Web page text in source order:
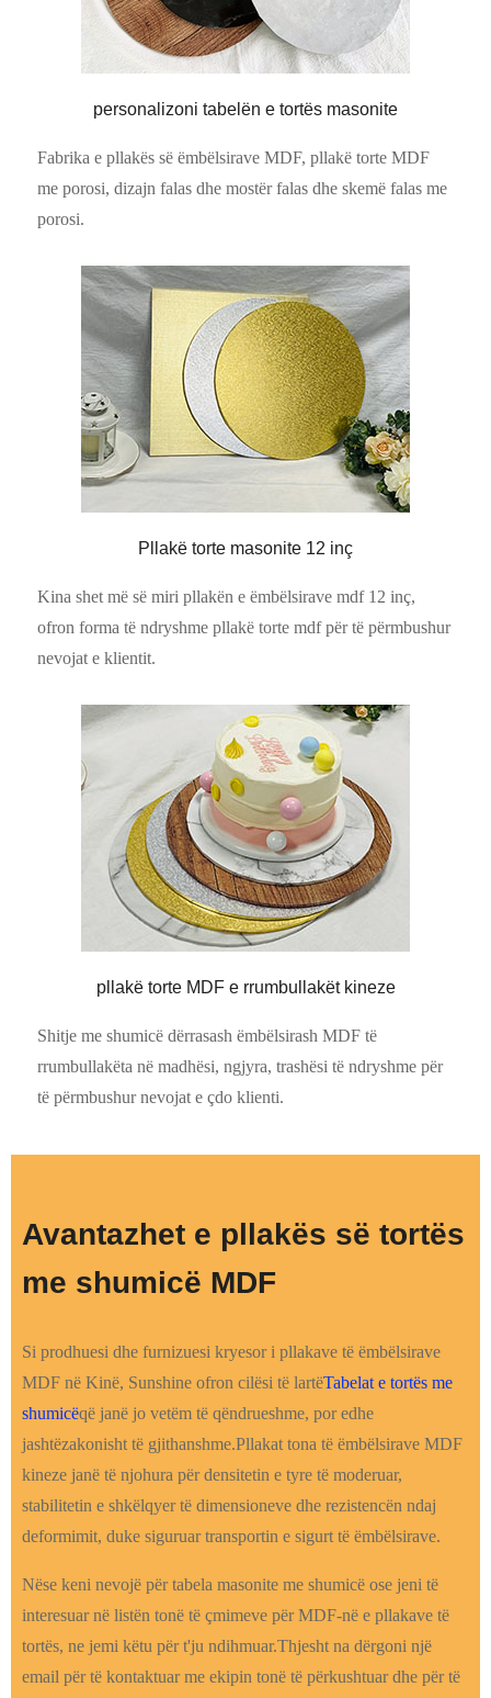
personalizoni tabelën e tortës masonite
Fabrika e pllakës së ëmbëlsirave MDF, pllakë torte MDF
me porosi, dizajn falas dhe mostër falas dhe skemë falas me
porosi.
Pllakë torte masonite 12 inç
Kina shet më së miri pllakën e ëmbëlsirave mdf 12 inç,
ofron forma të ndryshme pllakë torte mdf për të përmbushur
nevojat e klientit.
pllakë torte MDF e rrumbullakët kineze
Shitje me shumicë dërrasash ëmbëlsirash MDF të
rrumbullakëta në madhësi, ngjyra, trashësi të ndryshme për
të përmbushur nevojat e çdo klienti.
Avantazhet e pllakës së tortës
me shumicë MDF
Si prodhuesi dhe furnizuesi kryesor i pllakave të ëmbëlsirave
MDF në Kinë, Sunshine ofron cilësi të lartëTabelat e tortës me
shumicëqë janë jo vetëm të qëndrueshme, por edhe
jashtëzakonisht të gjithanshme.Pllakat tona të ëmbëlsirave MDF
kineze janë të njohura për densitetin e tyre të moderuar,
stabilitetin e shkëlqyer të dimensioneve dhe rezistencën ndaj
deformimit, duke siguruar transportin e sigurt të ëmbëlsirave.
Nëse keni nevojë për tabela masonite me shumicë ose jeni të
interesuar në listën tonë të çmimeve për MDF-në e pllakave të
tortës, ne jemi këtu për t'ju ndihmuar.Thjesht na dërgoni një
email për të kontaktuar me ekipin tonë të përkushtuar dhe për të